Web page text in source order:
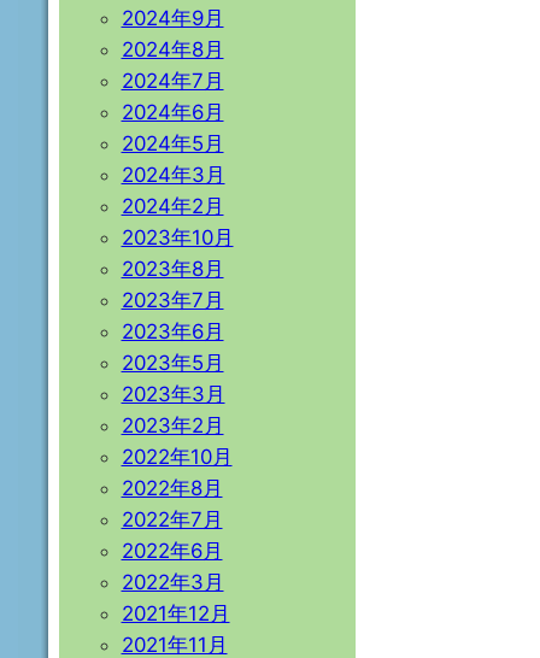
2024年9月
2024年8月
2024年7月
2024年6月
2024年5月
2024年3月
2024年2月
2023年10月
2023年8月
2023年7月
2023年6月
2023年5月
2023年3月
2023年2月
2022年10月
2022年8月
2022年7月
2022年6月
2022年3月
2021年12月
2021年11月